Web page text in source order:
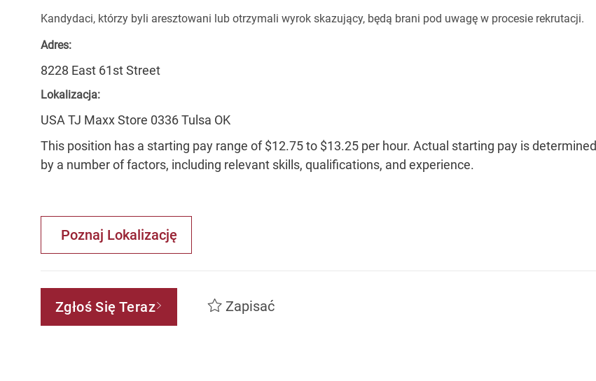
Kandydaci, którzy byli aresztowani lub otrzymali wyrok skazujący, będą brani pod uwagę w procesie rekrutacji.
Adres:
8228 East 61st Street
Lokalizacja:
USA TJ Maxx Store 0336 Tulsa OK
This position has a starting pay range of $12.75 to $13.25 per hour. Actual starting pay is determined
by a number of factors, including relevant skills, qualifications, and experience.
Poznaj Lokalizację
Zgłoś Się Teraz Zapisać